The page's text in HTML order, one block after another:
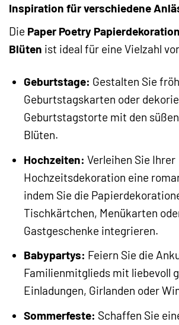
Inspiration für verschiedene
Die Paper Poetry
Blüten ist ideal für eine Vielzahl
Geburtstage: Gestalten Sie
Geburtstagskarten oder
Geburtstagstorte mit den
Blüten.
Hochzeiten: Verleihen Sie Ihrer
Hochzeitsdekoration eine
indem Sie die
Tischkärtchen, Menükarten
Gastgeschenke integrieren.
Babypartys: Feiern Sie die
Familienmitglieds mit liebevoll
Einladungen, Girlanden oder
Sommerfeste: Schaffen Sie